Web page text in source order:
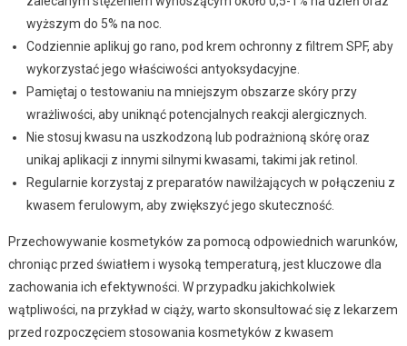
wyższym do 5% na noc.
Codziennie aplikuj go rano, pod krem ochronny z filtrem SPF, aby
wykorzystać jego właściwości antyoksydacyjne.
Pamiętaj o testowaniu na mniejszym obszarze skóry przy
wrażliwości, aby uniknąć potencjalnych reakcji alergicznych.
Nie stosuj kwasu na uszkodzoną lub podrażnioną skórę oraz
unikaj aplikacji z innymi silnymi kwasami, takimi jak retinol.
Regularnie korzystaj z preparatów nawilżających w połączeniu z
kwasem ferulowym, aby zwiększyć jego skuteczność.
Przechowywanie kosmetyków za pomocą odpowiednich warunków,
chroniąc przed światłem i wysoką temperaturą, jest kluczowe dla
zachowania ich efektywności. W przypadku jakichkolwiek
wątpliwości, na przykład w ciąży, warto skonsultować się z lekarzem
przed rozpoczęciem stosowania kosmetyków z kwasem